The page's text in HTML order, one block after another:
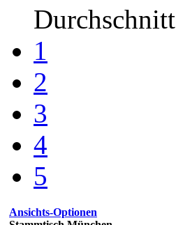
Durchschnitt
1
2
3
4
5
Ansichts-Optionen